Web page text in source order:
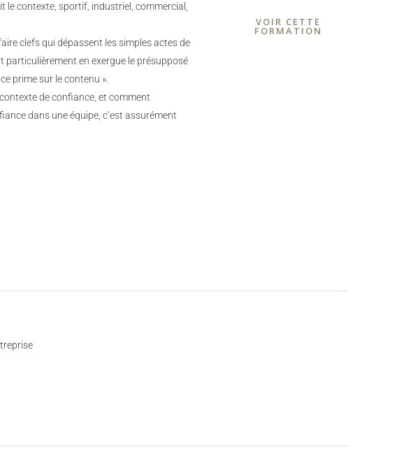
le contexte, sportif, industriel, commercial,
clefs qui dépassent les simples actes de
particulièrement en exergue le présupposé
prime sur le contenu ».
de confiance, et comment
dans une équipe, c’est assurément
VOIR CETTE
FORMATION